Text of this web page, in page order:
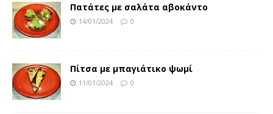
Πατάτες με σαλάτα αβοκάντο
14/01/2024 0
Πίτσα με μπαγιάτικο ψωμί
11/01/2024 0